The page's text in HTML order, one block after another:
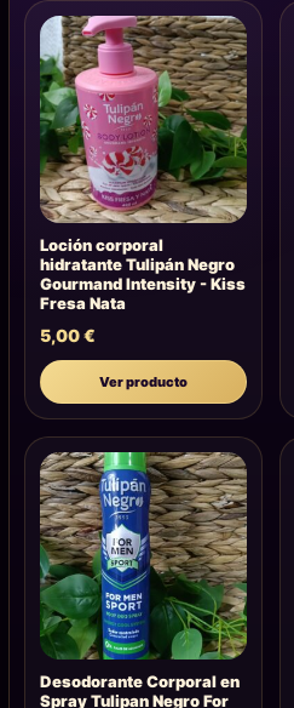
Loción corporal
hidratante Tulipán Negro
Gourmand Intensity - Kiss
Fresa Nata
5,00€
Ver producto
Desodorante Corporal en
Spray Tulipan Negro For